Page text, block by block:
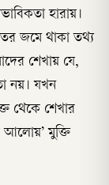
হারায়।
জমে থাকা তথ্য
শেখায় যে,
নয়। যখন
থেকে শেখার
আলোয়’ মুক্তি